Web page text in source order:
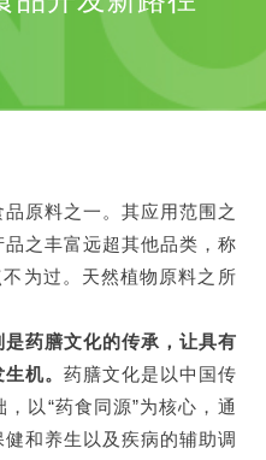
原料之一。其应用范围之
之丰富远超其他品类，称
为过。天然植物原料之所
药膳文化的传承，让具有
机。 药膳文化是以中国传
以“药食同源”为核心，通
和养生以及疾病的辅助调